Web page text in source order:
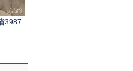
3987